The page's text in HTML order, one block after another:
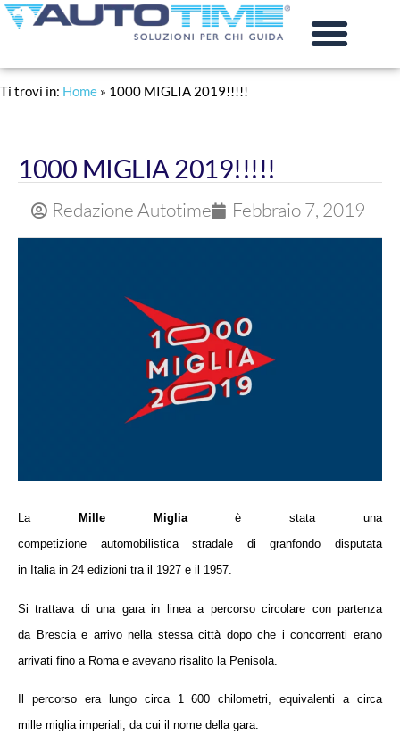
Ti trovi in: Home » 1000 MIGLIA 2019!!!!!
1000 MIGLIA 2019!!!!!
Redazione Autotime Febbraio 7, 2019
La Mille Migliaè stata una
competizione automobilistica stradale digranfondo disputata
in Italiain 24 edizioni tra il 1927 e il 1957.
Si trattava di una gara in linea a percorso circolare con partenza
da Bresciae arrivo nella stessa città dopo che i concorrenti erano
arrivati fino a Roma e avevano risalito la Penisola.
Il percorso era lungo circa 1 600chilometri, equivalenti a circa
mille miglia imperiali, da cui il nome della gara.